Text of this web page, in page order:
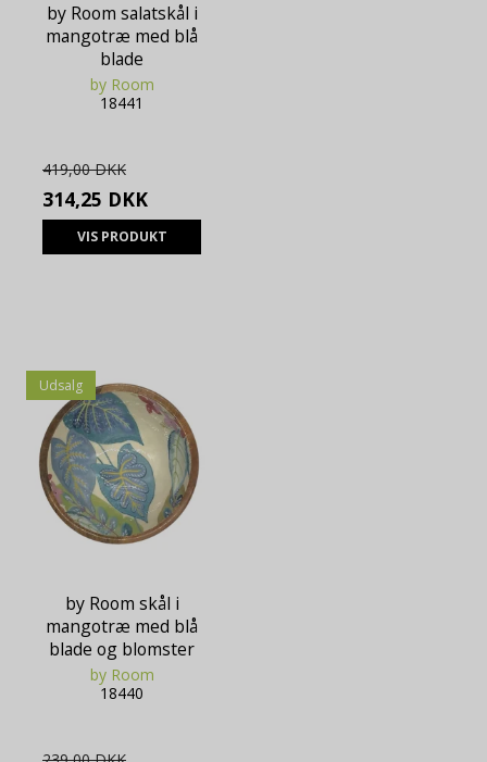
by Room salatskål i
mangotræ med blå
blade
by Room
18441
419,00 DKK
314,25 DKK
VIS PRODUKT
Udsalg
by Room skål i
mangotræ med blå
blade og blomster
by Room
18440